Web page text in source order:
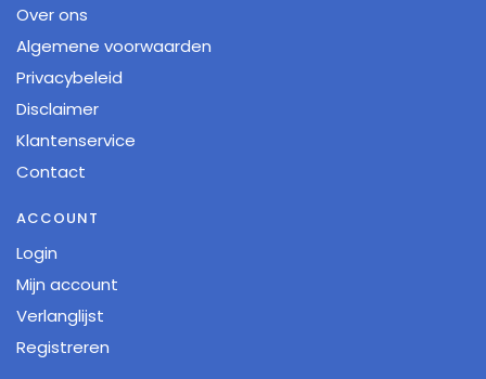
Over ons
Algemene voorwaarden
Privacybeleid
Disclaimer
Klantenservice
Contact
ACCOUNT
Login
Mijn account
Verlanglijst
Registreren